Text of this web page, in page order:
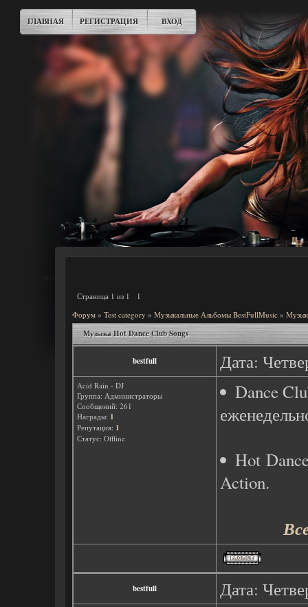
ГЛАВНАЯ РЕГИСТРАЦИЯ ВХОД
Страница 1 из 1
1
Форум » Test category » Музыкальные Альбомы BestFullMusic »
Музыка Hot Dance Club Songs
bestfull Дата:
Acid Rain - DJ
Группа: Администраторы
Сообщений: 261
Награды: 1
Репутация: 1
Статус: Offline
Dance
Hot
Action.
bestfull Дата: